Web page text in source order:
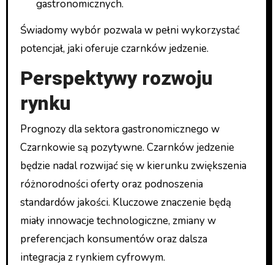
gastronomicznych.
Świadomy wybór pozwala w pełni wykorzystać
potencjał, jaki oferuje czarnków jedzenie.
Perspektywy rozwoju
rynku
Prognozy dla sektora gastronomicznego w
Czarnkowie są pozytywne. Czarnków jedzenie
będzie nadal rozwijać się w kierunku zwiększenia
różnorodności oferty oraz podnoszenia
standardów jakości. Kluczowe znaczenie będą
miały innowacje technologiczne, zmiany w
preferencjach konsumentów oraz dalsza
integracja z rynkiem cyfrowym.